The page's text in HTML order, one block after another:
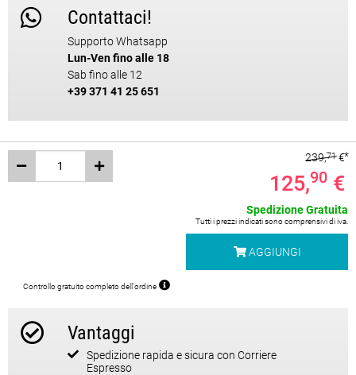
Contattaci!
Supporto Whatsapp
Lun-Ven fino alle 18
Sab fino alle 12
+39 371 41 25 651
239,71€
125,90 €
Spedizione Gratuita
Tutti i prezzi indicati sono comprensivi di iva.
AGGIUNGI
Controllo gratuito completo dell'ordine
Vantaggi
Spedizione rapida e sicura con Corriere
Espresso